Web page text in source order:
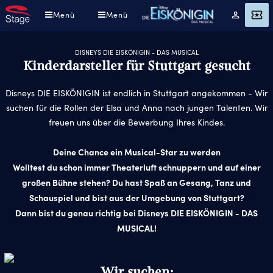
Direkt
zum
Menü Menü
Mein
Konto
Angebot
DISNEYS DIE EISKÖNIGIN - DAS MUSICAL
Kinderdarsteller für Stuttgart gesucht
Disneys DIE EISKÖNIGIN ist endlich in Stuttgart angekommen - Wir
suchen für die Rollen der Elsa und Anna nach jungen Talenten. Wir
freuen uns über die Bewerbung Ihres Kindes.
Deine Chance ein Musical-Star zu werden
Wolltest du schon immer Theaterluft schnuppern und auf einer
großen Bühne stehen? Du hast Spaß an Gesang, Tanz und
Schauspiel und bist aus der Umgebung von Stuttgart?
Dann bist du genau richtig bei Disneys DIE EISKÖNIGIN - DAS
MUSICAL!